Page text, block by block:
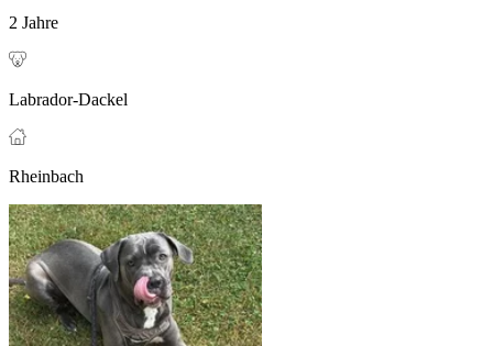
2 Jahre
Labrador-Dackel
Rheinbach